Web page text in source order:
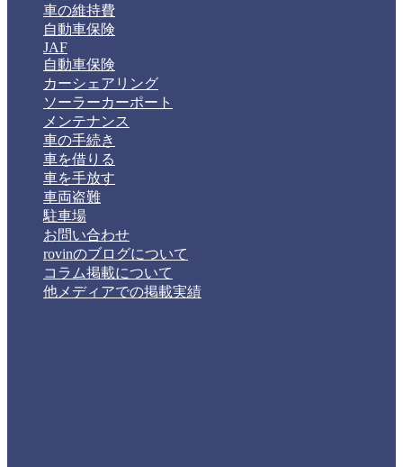
車の維持費
自動車保険
JAF
自動車保険
カーシェアリング
ソーラーカーポート
メンテナンス
車の手続き
車を借りる
車を手放す
車両盗難
駐車場
お問い合わせ
rovinのブログについて
コラム掲載について
他メディアでの掲載実績